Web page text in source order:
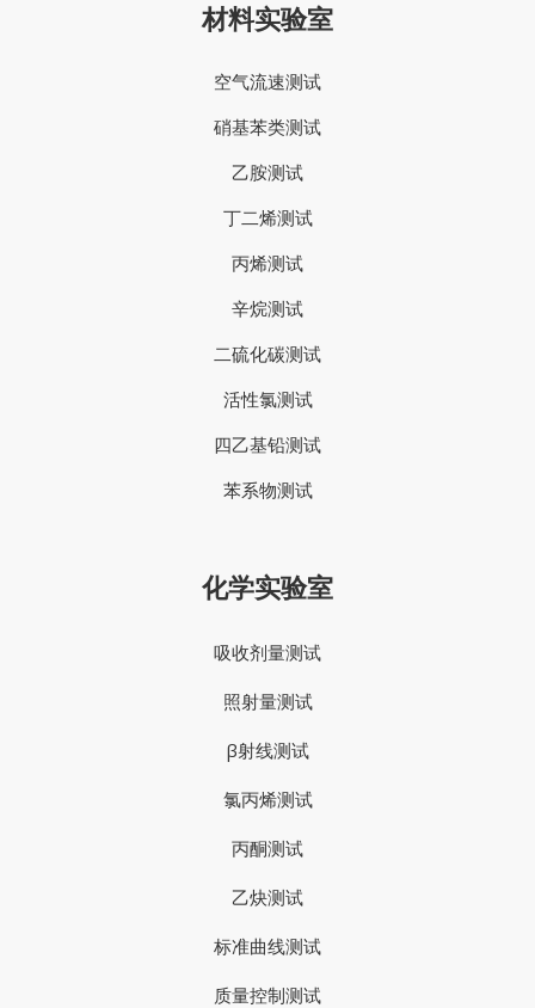
材料实验室
空气流速测试
硝基苯类测试
乙胺测试
丁二烯测试
丙烯测试
辛烷测试
二硫化碳测试
活性氯测试
四乙基铅测试
苯系物测试
化学实验室
吸收剂量测试
照射量测试
β射线测试
氯丙烯测试
丙酮测试
乙炔测试
标准曲线测试
质量控制测试